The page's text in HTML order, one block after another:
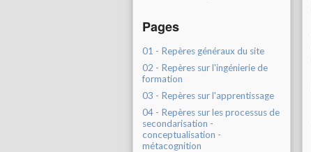
Pages
01 - Repères généraux du site
02 - Repères sur l'ingénierie de
formation
03 - Repères sur l'apprentissage
04 - Repères sur les processus de
secondarisation -
conceptualisation -
métacognition